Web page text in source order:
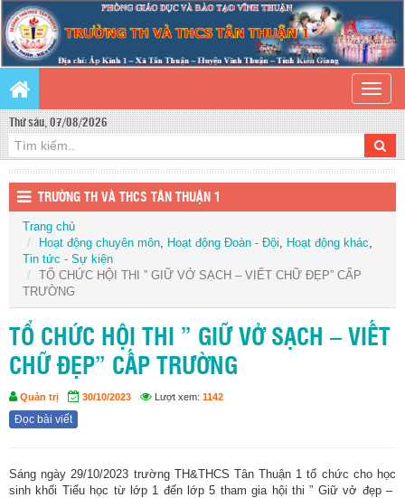
Toggle
Thứ sáu, 07/08/2026
TRƯỜNG TH VÀ THCS TÂN THUẬN 1
Trang chủ
Hoạt động chuyên môn Hoạt động Đoàn - Đội Hoạt động khác
Tin tức - Sự kiện
TỔ CHỨC HỘI THI ” GIỮ VỞ SẠCH – VIẾT CHỮ ĐẸP” CẤP
TRƯỜNG
TỔ CHỨC HỘI THI ” GIỮ VỞ SẠCH – VIẾT
CHỮ ĐẸP” CẤP TRƯỜNG
Quản trị 30/10/2023 Lượt xem: 1142
Đọc bài viết
Sáng ngày 29/10/2023 trường TH&THCS Tân Thuận 1 tổ chức cho học
sinh khối Tiểu học từ lớp 1 đến lớp 5 tham gia hội thi ” Giữ vở đẹp –